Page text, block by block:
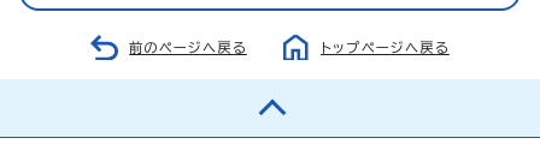
前のページへ戻る トップページへ戻る